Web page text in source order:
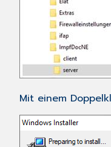
Mit einem